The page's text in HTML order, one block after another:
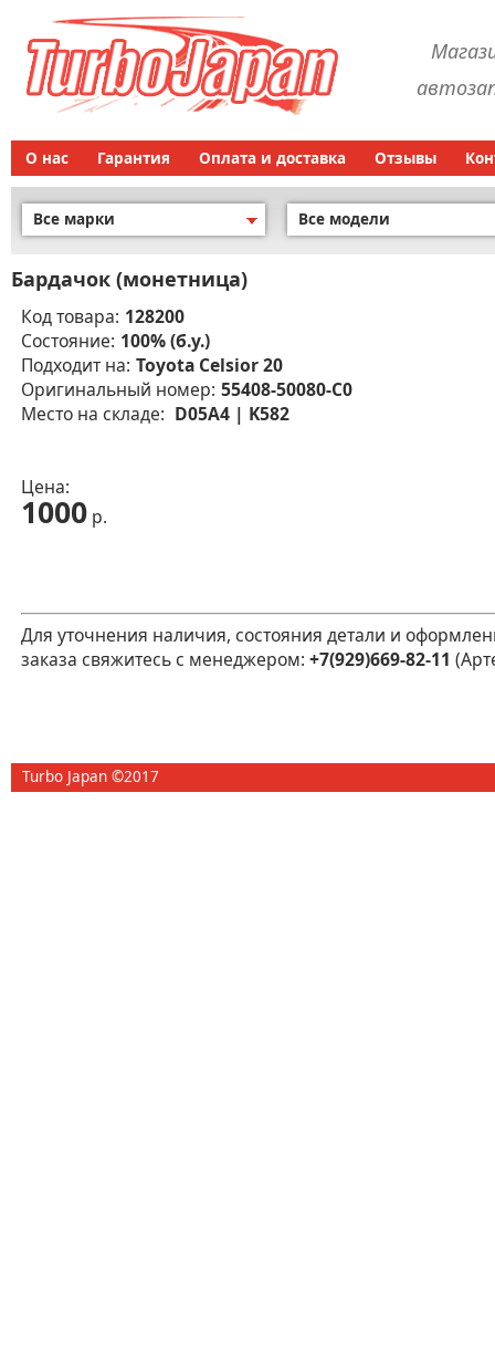
О нас Гарантия Оплата и доставка Отзывы
Все марки Все модели
Бардачок (монетница)
Код товара: 128200
Состояние: 100% (б.у.)
Подходит на: Toyota Celsior 20
Оригинальный номер: 55408-50080-C0
Место на складе: D05A4 | K582
Цена:
1000 р.
Для уточнения наличия, состояния детали и
заказа свяжитесь с менеджером: +7(929)669-82-11
Turbo Japan ©2017